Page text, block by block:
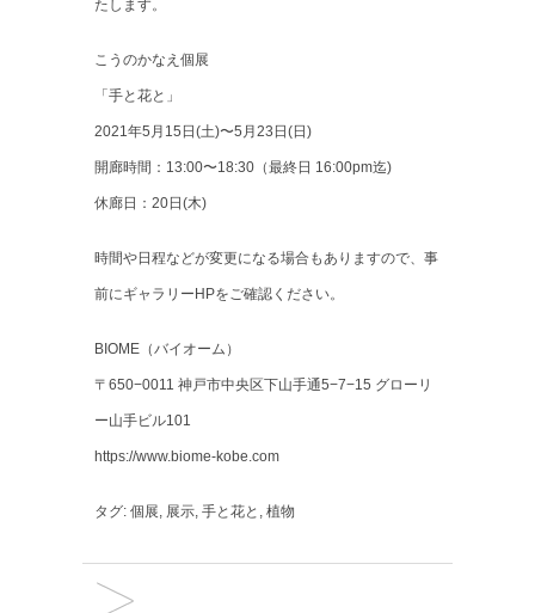
たします。
こうのかなえ個展
「手と花と」
2021年5月15日(土)〜5月23日(日)
開廊時間：13:00〜18:30（最終日 16:00pm迄)
休廊日：20日(木)
時間や日程などが変更になる場合もありますので、事
前にギャラリーHPをご確認ください。
BIOME（バイオーム）
〒650−0011 神戸市中央区下山手通5−7−15 グローリ
ー山手ビル101
https://www.biome-kobe.com
タグ: 個展, 展示, 手と花と , 植物